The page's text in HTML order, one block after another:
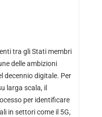
tra gli Stati membri
delle ambizioni
decennio digitale. Per
larga scala, il
per identificare
in settori come il 5G,